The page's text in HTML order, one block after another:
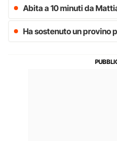
Abita a 10 minuti da
Ha sostenuto un provino